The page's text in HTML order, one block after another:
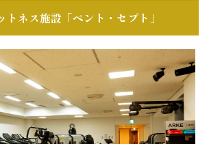
トネス施設「ペント・セプト」